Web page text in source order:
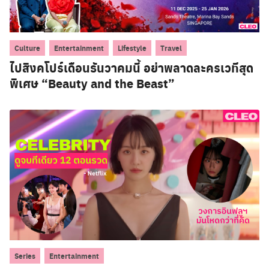
Culture Entertainment Lifestyle Travel
ไปสิงคโปร์เดือนธันวาคมนี้ อย่าพลาดละครเวทีสุด
พิเศษ “Beauty and the Beast”
Series Entertainment